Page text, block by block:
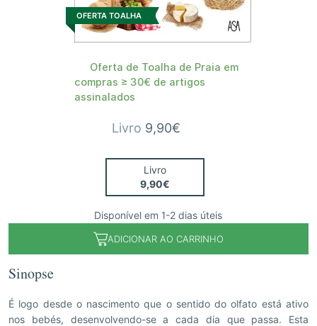
OFERTA TOALHA
Oferta de Toalha de Praia em
compras ≥ 30€ de artigos
assinalados
Livro 9,90€
Livro
9,90€
Disponível em 1-2 dias úteis
ADICIONAR AO CARRINHO
Sinopse
É logo desde o nascimento que o sentido do olfato está ativo
nos bebés, desenvolvendo-se a cada dia que passa. Esta